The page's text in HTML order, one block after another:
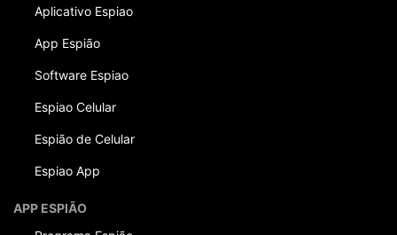
Aplicativo Espiao
App Espião
Software Espiao
Espiao Celular
Espião de Celular
Espiao App
APP ESPIÃO